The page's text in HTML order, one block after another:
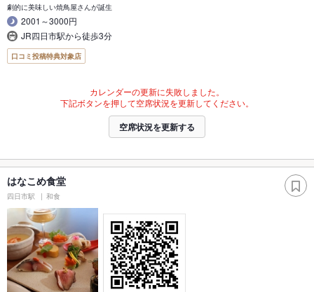
劇的に美味しい焼鳥屋さんが誕生
2001～3000円
JR四日市駅から徒歩3分
口コミ投稿特典対象店
カレンダーの更新に失敗しました。
下記ボタンを押して空席状況を更新してください。
空席状況を更新する
はなこめ食堂
四日市駅 和食